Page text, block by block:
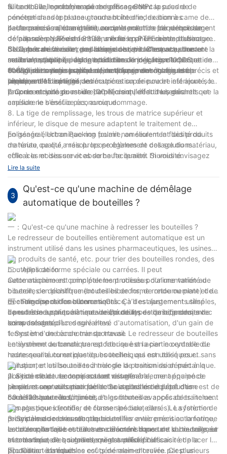
fuite d'huile, conforme aux exigences GMP.
silicone SIL importé, empêche efficacement la poudre de
pénétrer dans le plateau tournant interne, de bonnes
performances d'étanchéité, aucune pollution par débordement
de poussière ; Roulement sans huile en PTFE à adaptation
biaxiale transversale, pas besoin de ravitaillement ; structure
modulaire, équipée d'une opération de jogging, d'un entretien
et d'un nettoyage pratiques, remplacement du moule en
seulement 15 minutes.
3. La nouvelle machine de remplissage de capsules de
conception adopte une grande boîte d'indexation à came de
haute précision, changeant complètement la fréquence de
défaillance passée du 83DS, même le phénomène de fracture
de l'arbre de force et de l'arbre de sortie. C'est actuellement la
seule entreprise qui adopte la boîte d'indexation 100DS et
100DS dans notre pays. Le fonctionnement continu de
l'équipement a été garanti.
4. La came à rainure intérieure de la machine de remplissage
de capsules NJP est formée une fois par un centre d'usinage
CNC, pas de division, pas d'épissure, pas d'espace, une
meilleure stabilité, pas de bruit dans le mécanisme de
transmission dans la production d'équipements à grande
vitesse.
5. Le mécanisme de remplissage obtient le nouveau brevet
national, adopte le réglage tridimensionnel, force la plaque de
dosage de manière uniforme, le volume de réglage est précis et
rapide, et le dispositif de récupération de poudre est ajouté, le
taux de recyclage est de 100 %, ce qui réduit les déchets. et
améliore le bénéfice économique.
6. Équipées d'un système de nettoyage des matrices à
pression d'air en ligne, les matrices supérieure et inférieure sont
propres et sans poussière, améliorent l'effet de semis.
7. Concentricité du moule de précision, écart nul, garantit que la
capsule ne s'essuie pas, aucun dommage.
8. La tige de remplissage, les trous de matrice supérieur et
inférieur, le disque de mesure adaptent le traitement de
polissage électronique non polaire, améliorent la fluidité du
matériau, ce qui a résolu les problèmes de collage du matériau,
colle à la moisissure et absorbe facilement l'humidité.
En général, Urban Packing fournit non seulement des produits
de haute qualité, mais propose également des solutions
efficaces et des services de haute qualité. Si vous envisagez
d'acheter une machine de remplissage de gélules, vous
simplement vos besoins et laissez-nous le reste.
Lire la suite
3
Qu'est-ce qu'une machine de démêlage
automatique de bouteilles ?
一：Qu'est-ce qu'une machine à redresser les bouteilles ?
Le redresseur de bouteilles entièrement automatique est un
instrument utilisé dans les usines pharmaceutiques, les usines
de produits de santé, etc. pour trier des bouteilles rondes, des
bouteilles de forme spéciale ou carrées. Il peut
automatiquement compléter les processus d'alimentation au
biberon, de déchiffrement des biberons, de retournement et de
déchargement des biberons. Grâce à des ajustements simples,
il peut être appliqué à une variété de types de biberons, avec
les avantages d'un degré élevé d'automatisation, d'un gain de
temps et d'une économie de travail. Le redresseur de bouteilles
entièrement automatique est fabriqué en acier inoxydable de
haute qualité ou en plastiques techniques non toxiques et sans
pollution, et utilise une technologie de transmission mécanique.
Il a une structure compacte et raisonnable, une apparence
simple et une utilisation facile. Sa capacité de production est de
60 à 120 bouteilles/minute, et les bouteilles applicables incluent
des plastiques (ronds, de forme spéciale, carrés). La fonction
principale du redresseur de bouteilles entièrement automatique
est d'empiler les bouteilles en désordre dans une sortie soignée
et ordonnée, ce qui grandement améliore l'efficacité de la
production et réduit les coûts de main-d'œuvre. C'est un
二：Application
Cette machine est principalement utilisée pour une variété de
bouteilles en plastique (bouteilles de forme ronde ou plate) de
tri et de disposition automatiques. Ça’Il est largement utilisé
dans les industries alimentaires/produits de base/produits de
soins de santé.
三：Principe de fonctionnement
Le redresseur automatique de bouteilles est principalement
composé des pièces suivantes:
1. Système de bande transporteuse
Le système de bande transporteuse est la partie centrale du
redresseur automatique de bouteilles, qui est utilisé pour
transporter les bouteilles à trier de la position de départ à la
position cible. Le tapis roulant est généralement équipé de
plusieurs capteurs pour détecter la position et l'état des
bouteilles pour un tri précis.
2. Système de reconnaissance visuelle
Le redresseur automatique de bouteilles est équipé d'une
caméra haute résolution et d'algorithmes avancés de traitement
d'image pour identifier et classer les bouteilles. Le système de
reconnaissance visuelle peut identifier avec précision la forme,
la couleur, la taille et d'autres caractéristiques de la bouteille, et
trier les bouteilles selon des règles prédéfinies.
3. Système de bras robotique
Le bras robotique est un autre élément important du redresseur
automatique de bouteilles, qui est utilisé pour saisir et placer les
bouteilles. La machine est généralement reliée par plusieurs
四：Caractéristiques